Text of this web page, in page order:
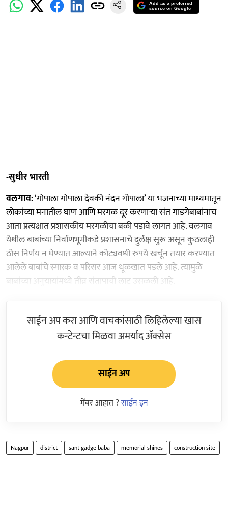
Add as a preferred
source on Google
-सुधीर भारती
वलगाव:‘गोपाला गोपाला देवकी नंदन गोपाला’ या भजनाच्या माध्यमातून
लोकांच्या मनातील घाण आणि मरगळ दूर करणाऱ्या संत गाडगेबाबांनाच
आता प्रत्यक्षात प्रशासकीय मरगळीचा बळी पडावे लागत आहे. वलगाव
येथील बाबांच्या निर्वाणभूमीकडे प्रशासनाचे दुर्लक्ष सुरू असून कुठलाही
ठोस निर्णय न घेण्यात आल्याने कोट्यवधी रुपये खर्चून तयार करण्यात
आलेले बाबांचे स्मारक व परिसर आज धूळखात पडले आहे. त्यामुळे
बाबांच्या अनुयायांमध्ये तीव्र संतापाची लाट उसळली आहे.
साईन अप करा आणि वाचकांसाठी लिहिलेल्या खास
कन्टेन्टचा मिळवा अमर्याद ॲक्सेस
साईन अप
मेंबर आहात ?साईन इन
Nagpur district sant gadge baba memorial shines construction site